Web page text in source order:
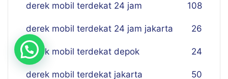
derek mobil terdekat 24 jam 108
derek mobil terdekat 24 jam jakarta 26
derek mobil terdekat depok 24
derek mobil terdekat jakarta 50